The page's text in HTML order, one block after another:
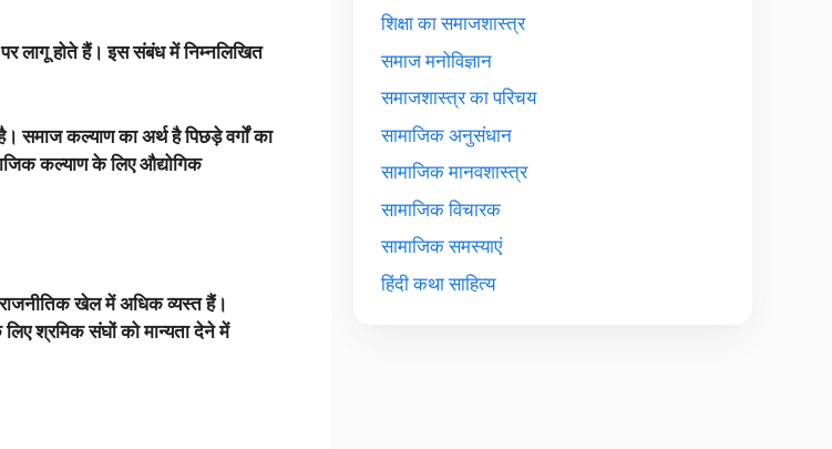
लागू होते हैं। इस संबंध में निम्नलिखित
कल्याण का अर्थ है पिछड़े वर्गों का
कल्याण के लिए औद्योगिक
खेल में अधिक व्यस्त हैं।
श्रमिक संघों को मान्यता देने में
शिक्षा का समाजशास्त्र
समाज मनोविज्ञान
समाजशास्त्र का परिचय
सामाजिक अनुसंधान
सामाजिक मानवशास्त्र
सामाजिक विचारक
सामाजिक समस्याएं
हिंदी कथा साहित्य